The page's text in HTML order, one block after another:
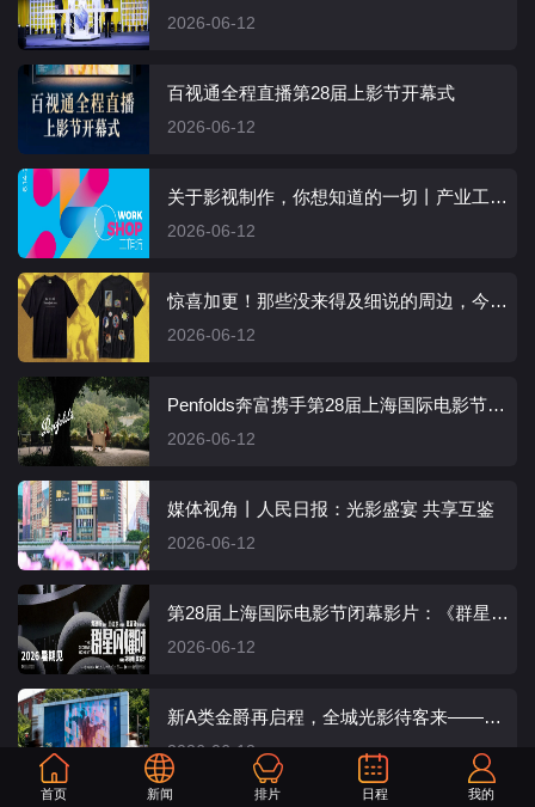
2026-06-12
百视通全程直播第28届上影节开幕式
2026-06-12
关于影视制作，你想知道的一切丨产业工作坊开放公众报名
2026-06-12
惊喜加更！那些没来得及细说的周边，今天一次性揭晓
2026-06-12
Penfolds奔富携手第28届上海国际电影节丨在光影与佳酿之间，奔赴时间深处
2026-06-12
媒体视角丨人民日报：光影盛宴 共享互鉴
2026-06-12
第28届上海国际电影节闭幕影片：《群星闪耀时》
2026-06-12
新A类金爵再启程，全城光影待客来——第28届上海国际电影节开幕综述
2026-06-12
首页 新闻 排片 日程 我的